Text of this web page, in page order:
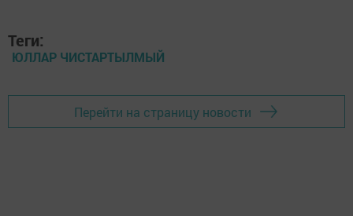
Теги:
ЮЛЛАР ЧИСТАРТЫЛМЫЙ
Перейти на страницу новости